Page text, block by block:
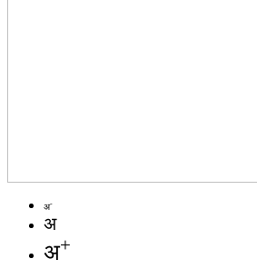
अ-
अ
अ+